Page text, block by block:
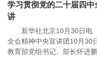
学习贯彻党的二十届四
讲
新华社北京10月30日电（
全会精神中央宣讲团10月30
教育部党组书记、部长怀进鹏